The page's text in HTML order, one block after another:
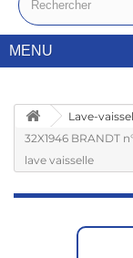
MENU
Lave-
32X1946 BRANDT
lave vaisselle